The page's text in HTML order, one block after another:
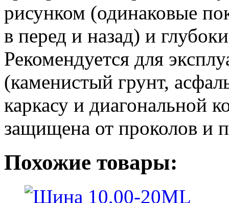
рисунком (одинаковые
в перед и назад) и
Рекомендуется для
(каменистый грунт,
каркасу и диагональной
защищена от проколов и
Похожие товары: